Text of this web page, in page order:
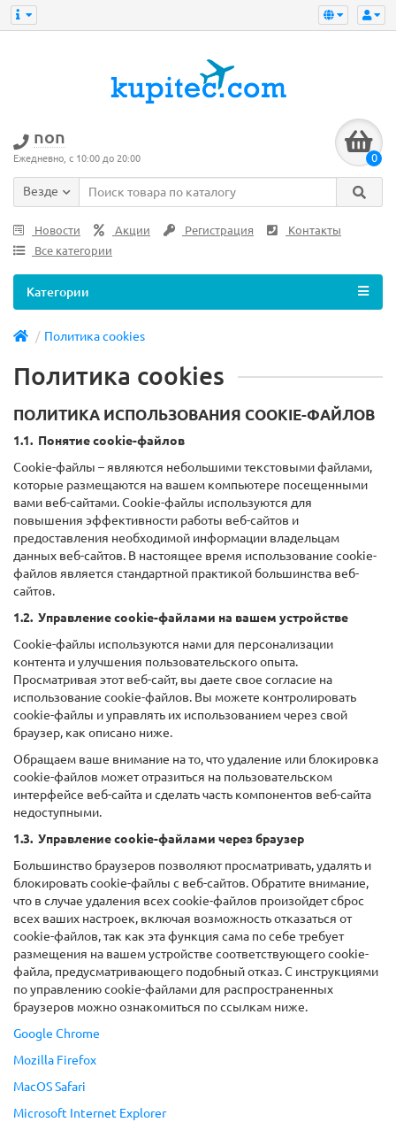
non
Ежедневно, с 10:00 до 20:00 0
Везде
Новости Акции Регистрация
Контакты
Все категории
Категории
Политика cookies
Политика cookies
ПОЛИТИКА ИСПОЛЬЗОВАНИЯ COOKIE-ФАЙЛОВ
1.1. Понятие cookie-файлов
Сookie-файлы – являются небольшими текстовыми файлами,
которые размещаются на вашем компьютере посещенными
вами веб-сайтами. Сookie-файлы используются для
повышения эффективности работы веб-сайтов и
предоставления необходимой информации владельцам
данных веб-сайтов. В настоящее время использование cookie-
файлов является стандартной практикой большинства веб-
сайтов.
1.2. Управление cookie-файлами на вашем устройстве
Сookie-файлы используются нами для персонализации
контента и улучшения пользовательского опыта.
Просматривая этот веб-сайт, вы даете свое согласие на
использование cookie-файлов. Вы можете контролировать
cookie-файлы и управлять их использованием через свой
браузер, как описано ниже.
Обращаем ваше внимание на то, что удаление или блокировка
cookie-файлов может отразиться на пользовательском
интерфейсе веб-сайта и сделать часть компонентов веб-сайта
недоступными.
1.3. Управление cookie-файлами через браузер
Большинство браузеров позволяют просматривать, удалять и
блокировать cookie-файлы c веб-сайтов. Обратите внимание,
что в случае удаления всех cookie-файлов произойдет сброс
всех ваших настроек, включая возможность отказаться от
cookie-файлов, так как эта функция сама по себе требует
размещения на вашем устройстве соответствующего cookie-
файла, предусматривающего подобный отказ. С инструкциями
по управлению cookie-файлами для распространенных
браузеров можно ознакомиться по ссылкам ниже.
Google Chrome
Mozilla Firefox
MacOS Safari
Microsoft Internet Explorer